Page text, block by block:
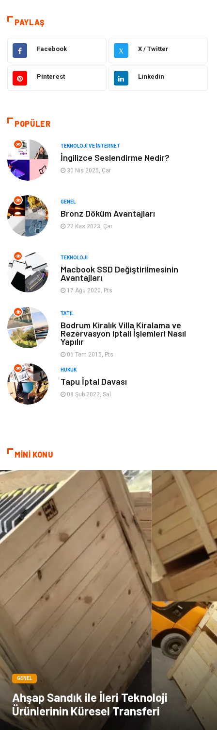
Sağlık
Teknoloji ve İnternet Hukuk
Elektrik ve Elektronik Gıda
Otomotiv
Tanıtıcı Reklam Güzellik & Bakım
Giyim
Tekstil Genel Kültür
Turizm Spor Malzemeleri
Hediyelik Eşya
oyun alanları
Blogroll
Cruise
Güzellik
PAYLAŞ
Facebook X X / Twitter
Pinterest Linkedin
POPÜLER
TEKNOLOJI VE İNTERNET
İngilizce Seslendirme Nedir?
30 Nis 2025, Çar
GENEL
Bronz Döküm Avantajları
22 Kas 2023, Çar
TEKNOLOJI
Macbook SSD Değiştirilmesinin
Avantajları
17 Ağu 2020, Pts
TATIL
Bodrum Kiralık Villa Kiralama ve
Rezervasyon iptali İşlemleri Nasıl
Yapılır
06 Tem 2015, Pts
HUKUK
Tapu İptal Davası
08 Şub 2022, Sal
MİNİ KONU
GENEL
Ahşap Sandık ile İleri Teknoloji
Ürünlerinin Küresel Transferi